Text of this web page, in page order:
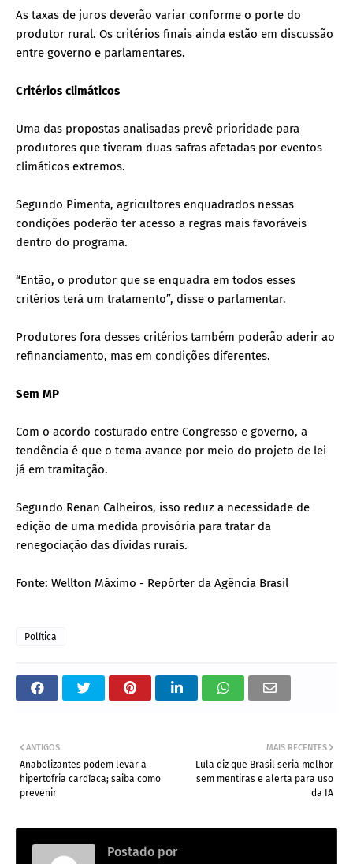
As taxas de juros deverão variar conforme o porte do
produtor rural. Os critérios finais ainda estão em discussão
entre governo e parlamentares.
Critérios climáticos
Uma das propostas analisadas prevê prioridade para
produtores que tiveram duas safras afetadas por eventos
climáticos extremos.
Segundo Pimenta, agricultores enquadrados nessas
condições poderão ter acesso a regras mais favoráveis
dentro do programa.
“Então, o produtor que se enquadra em todos esses
critérios terá um tratamento”, disse o parlamentar.
Produtores fora desses critérios também poderão aderir ao
refinanciamento, mas em condições diferentes.
Sem MP
Com o acordo costurado entre Congresso e governo, a
tendência é que o tema avance por meio do projeto de lei
já em tramitação.
Segundo Renan Calheiros, isso reduz a necessidade de
edição de uma medida provisória para tratar da
renegociação das dívidas rurais.
Fonte: Wellton Máximo - Repórter da Agência Brasil
Política
MAIS RECENTES
Lula diz que Brasil seria melhor
sem mentiras e alerta para uso
da IA
ANTIGOS
Anabolizantes podem levar à
hipertofria cardíaca; saiba como
prevenir
Postado por